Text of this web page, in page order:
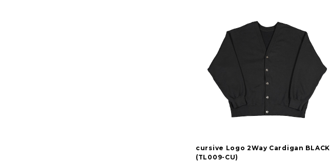
cursive Logo 2Way Cardigan BLACK
(TL009-CU)